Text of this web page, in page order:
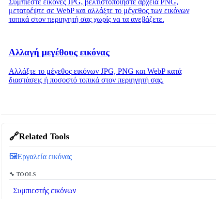
🔗Related Tools
🖼️Εργαλεία εικόνας
🔧 TOOLS
Συμπιεστής εικόνων
Συμπιέστε εικόνες JPG, βελτιστοποιήστε αρχεία PNG,
μετατρέψτε σε WebP και αλλάξτε το μέγεθος των εικόνων
τοπικά στον περιηγητή σας χωρίς να τα ανεβάζετε.
Αλλαγή μεγέθους εικόνας
Αλλάξτε το μέγεθος εικόνων JPG, PNG και WebP κατά
διαστάσεις ή ποσοστό τοπικά στον περιηγητή σας.